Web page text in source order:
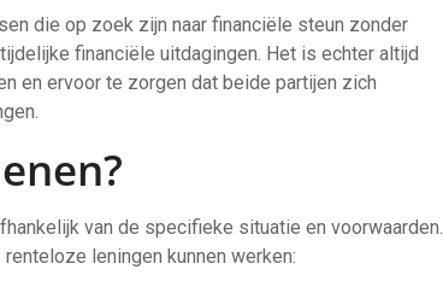
die op zoek zijn naar financiële steun zonder
financiële uitdagingen. Het is echter altijd
en ervoor te zorgen dat beide partijen zich
van de specifieke situatie en voorwaarden.
leningen kunnen werken: